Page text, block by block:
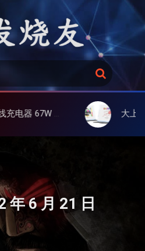
搜
索
同时充 大上 Paperlike 13K 彩
年 6 月 21 日